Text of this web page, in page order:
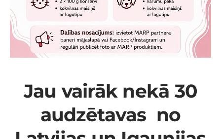
Jau vairāk nekā 30
audzētavas no